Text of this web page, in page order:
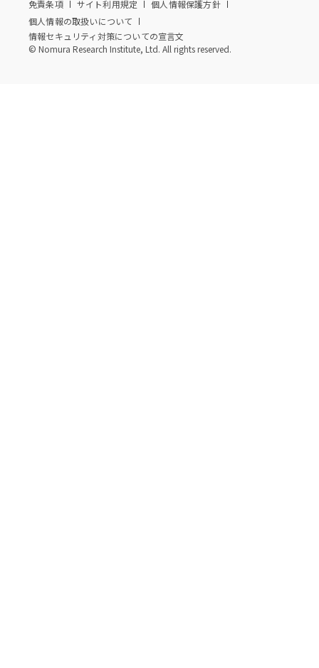
免責条項 サイト利用規定
個人情報保護方針
個人情報の取扱いについて
情報セキュリティ対策についての宣言文
© Nomura Research Institute, Ltd. All rights reserved.